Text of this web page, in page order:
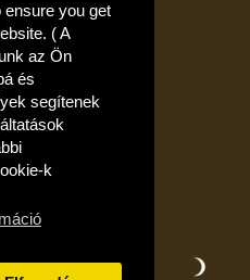
you get
( A
az Ön
és
segítenek
k
ajánlatok